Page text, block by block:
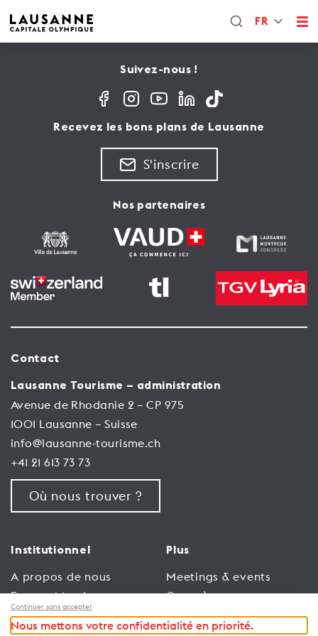
FR
Suivez-nous !
Recevez les bons plans de Lausanne
S'inscrire
Nos partenaires
Contact
Lausanne Tourisme – administration
Avenue de Rhodanie 2 – CP 975
1001 Lausanne – Suisse
info@lausanne-tourisme.ch
+41 21 613 73 73
Où nous trouver ?
Institutionnel
A propos de nous
Espace Membres
Emploi
Plus
Meetings & events
Congrès
Trade
Continuer sans accepter
Nous mettons votre confidentialité en priorité.